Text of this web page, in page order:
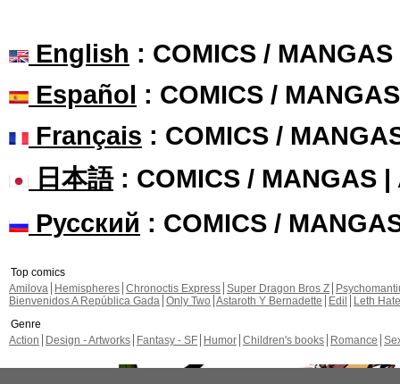
English : COMICS /
Español : COMICS /
Français : COMICS /
日本語: COMICS / MANGAS |
Русский : COMICS /
Top comics
Amilova
Hemispheres Chronoctis Express Super Dragon Bros Z
Bienvenidos A República Gada Only Two Astaroth Y Bernadette Edil
Leth Hate
Genre
Action
Design - Artworks Fantasy - SF Humor Children's books Romance